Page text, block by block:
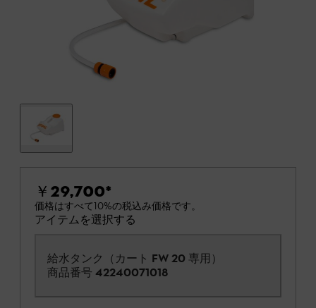
￥29,700*
価格はすべて10%の税込み価格です。
アイテムを選択する
給水タンク（カート FW 20 専用）
商品番号 42240071018